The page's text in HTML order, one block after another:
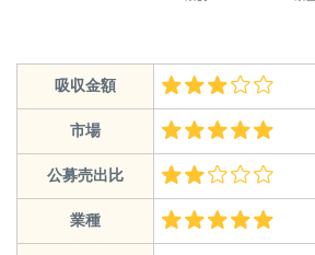
吸収金額
市場
公募売出比
業種